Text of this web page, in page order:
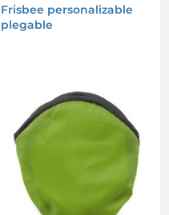
Frisbee personalizable
plegable